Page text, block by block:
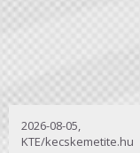
2026-08-05,
KTE/kecskemetite.hu